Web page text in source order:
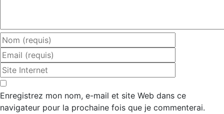
Enregistrez mon nom, e-mail et site Web dans ce
navigateur pour la prochaine fois que je commenterai.